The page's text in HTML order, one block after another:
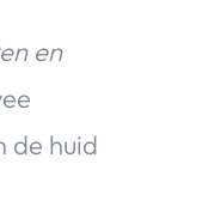
en
de huid